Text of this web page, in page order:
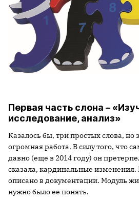
Первая часть слона –
исследование, анализ»
Казалось бы, три простых слова, но
огромная работа. В силу того, что
давно (еще в 2014 году) он
сказала, кардинальные
описано в документации. Модуль
нужно было ее понять.